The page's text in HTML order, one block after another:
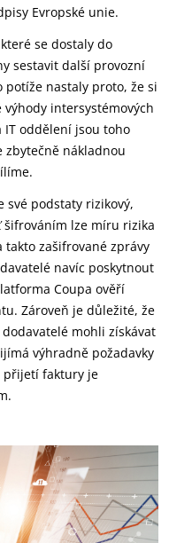
Evropské unie.
se dostaly do
sestavit další provozní
potíže nastaly proto, že si
intersystémových
IT oddělení jsou toho
zbytečně nákladnou
své podstaty rizikový,
lze míru rizika
zašifrované zprávy
navíc poskytnout
Coupa ověří
Zároveň je důležité, že
mohli získávat
výhradně požadavky
přijetí faktury je